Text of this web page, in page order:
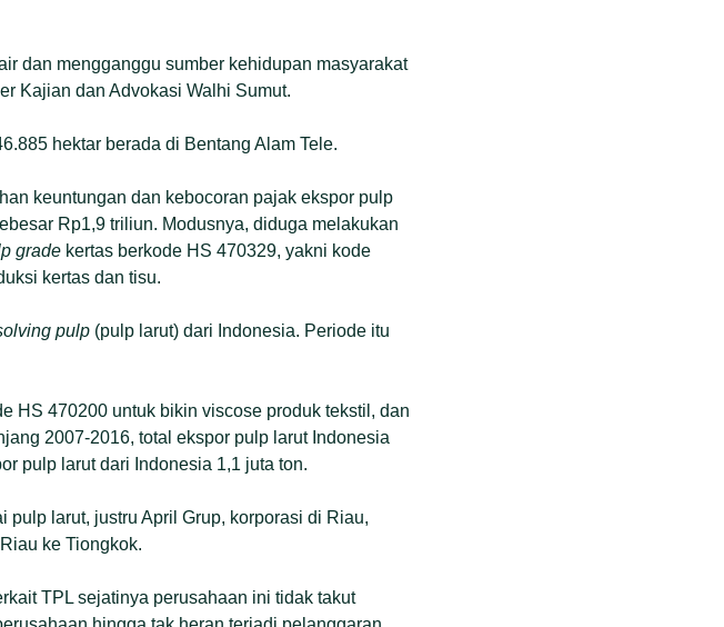
dan mengganggu sumber kehidupan masyarakat
Kajian dan Advokasi Walhi Sumut.
hektar berada di Bentang Alam Tele.
keuntungan dan kebocoran pajak ekspor pulp
Rp1,9 triliun. Modusnya, diduga melakukan
grade kertas berkode HS 470329, yakni kode
kertas dan tisu.
pulp (pulp larut) dari Indonesia. Periode itu
HS 470200 untuk bikin viscose produk tekstil, dan
2007-2016, total ekspor pulp larut Indonesia
pulp larut dari Indonesia 1,1 juta ton.
pulp larut, justru April Grup, korporasi di Riau,
ke Tiongkok.
TPL sejatinya perusahaan ini tidak takut